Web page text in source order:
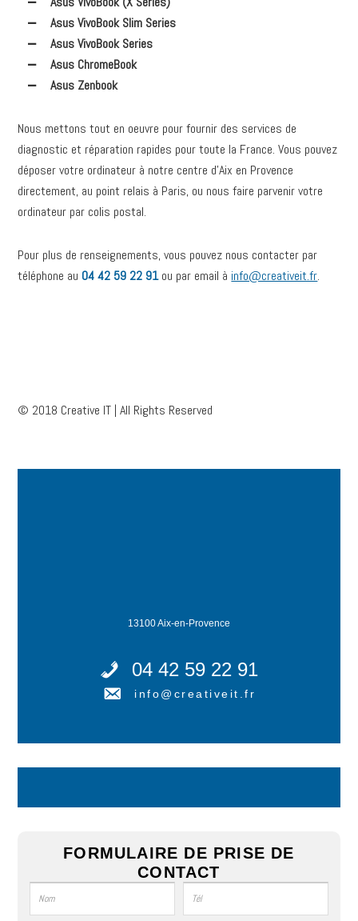
Asus VivoBook Slim Series
Asus VivoBook Series
Asus ChromeBook
Asus Zenbook
Nous mettons tout en oeuvre pour fournir des services de
diagnostic et réparation rapides pour toute la France. Vous pouvez
déposer votre ordinateur à notre centre d’Aix en Provence
directement, au point relais à Paris, ou nous faire parvenir votre
ordinateur par colis postal.
Pour plus de renseignements, vous pouvez nous contacter par
téléphone au 04 42 59 22 91ou par email à info@creativeit.fr.
© 2018 Creative IT | All Rights Reserved
13100 Aix-en-Provence
04 42 59 22 91
info@creativeit.fr
FORMULAIRE DE PRISE DE
CONTACT